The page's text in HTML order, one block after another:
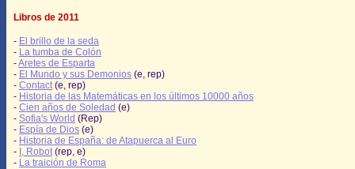
Libros de 2011
- El brillo de la seda
- La tumba de Colón
-Aretes de Esparta
- El Mundo y sus Demonios (e, rep)
- Contact (e, rep)
- Historia de las Matemáticas en los últimos 10000 años
- Cien años de Soledad (e)
- Sofia's World (Rep)
- Espía de Dios (e)
- Historia de España: de Atapuerca al Euro
- I, Robot (rep, e)
- La traición de Roma